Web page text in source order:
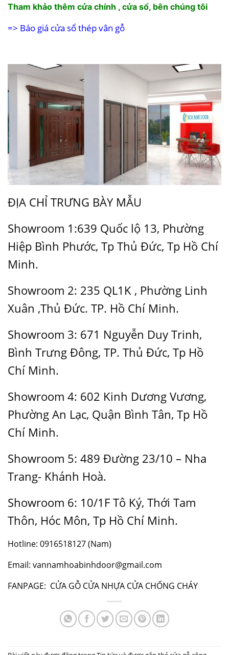
Tham khảo thêm cửa chính , cửa sổ, bên chúng tôi
=> Báo giá cửa sổ thép vân gỗ
ĐỊA CHỈ TRƯNG BÀY MẪU
Showroom 1:639 Quốc lộ 13, Phường
Hiệp Bình Phước, Tp Thủ Đức, Tp Hồ Chí
Minh.
Showroom 2: 235 QL1K , Phường Linh
Xuân ,Thủ Đức. TP. Hồ Chí Minh.
Showroom 3: 671 Nguyễn Duy Trinh,
Bình Trưng Đông, TP. Thủ Đức, Tp Hồ
Chí Minh.
Showroom 4: 602 Kinh Dương Vương,
Phường An Lạc, Quận Bình Tân, Tp Hồ
Chí Minh.
Showroom 5: 489 Đường 23/10 – Nha
Trang- Khánh Hoà.
Showroom 6: 10/1F Tô Ký, Thới Tam
Thôn, Hóc Môn, Tp Hồ Chí Minh.
Hotline: 0916518127 (Nam)
Email: vannamhoabinhdoor@gmail.com
FANPAGE: CỬA GỖ CỬA NHỰA CỬA CHỐNG CHÁY